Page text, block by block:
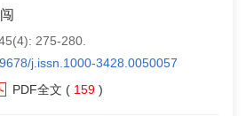
275-280.
j.issn.1000-3428.0050057
PDF全文 ( 159 )